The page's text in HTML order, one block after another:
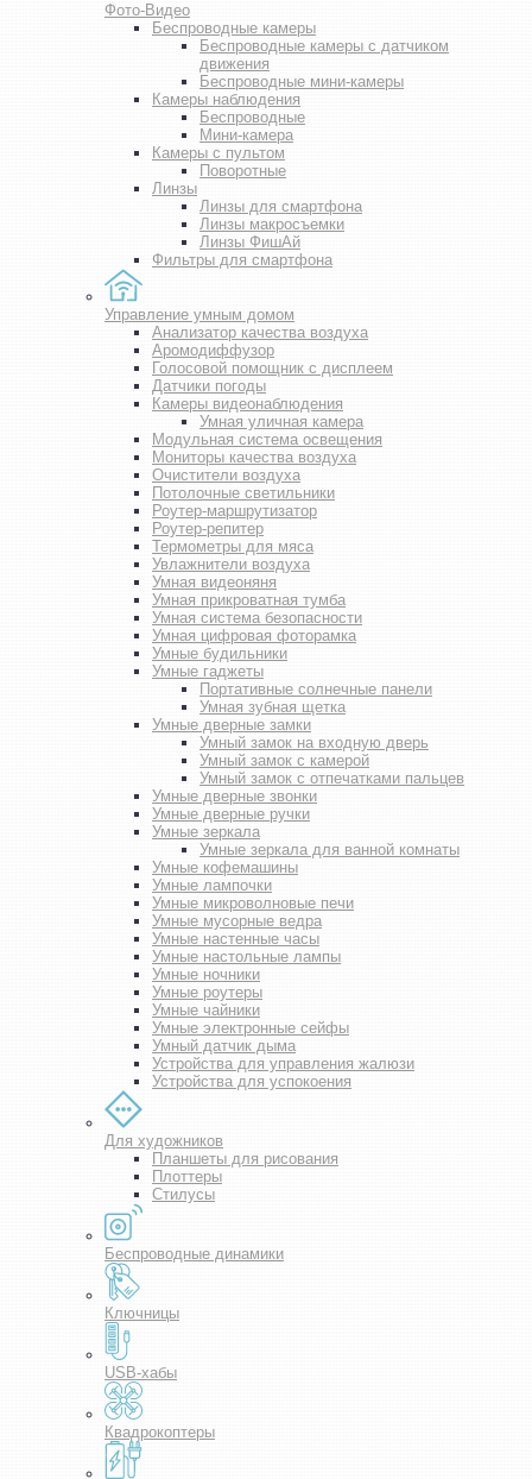
Фото-Видео
Беспроводные камеры
Беспроводные камеры с датчиком
движения
Беспроводные мини-камеры
Камеры наблюдения
Беспроводные
Мини-камера
Камеры с пультом
Поворотные
Линзы
Линзы для смартфона
Линзы макросъемки
Линзы ФишАй
Фильтры для смартфона
Управление умным домом
Анализатор качества воздуха
Аромодиффузор
Голосовой помощник с дисплеем
Датчики погоды
Камеры видеонаблюдения
Умная уличная камера
Модульная система освещения
Мониторы качества воздуха
Очистители воздуха
Потолочные светильники
Роутер-маршрутизатор
Роутер-репитер
Термометры для мяса
Увлажнители воздуха
Умная видеоняня
Умная прикроватная тумба
Умная система безопасности
Умная цифровая фоторамка
Умные будильники
Умные гаджеты
Портативные солнечные панели
Умная зубная щетка
Умные дверные замки
Умный замок на входную дверь
Умный замок с камерой
Умный замок с отпечатками пальцев
Умные дверные звонки
Умные дверные ручки
Умные зеркала
Умные зеркала для ванной комнаты
Умные кофемашины
Умные лампочки
Умные микроволновые печи
Умные мусорные ведра
Умные настенные часы
Умные настольные лампы
Умные ночники
Умные роутеры
Умные чайники
Умные электронные сейфы
Умный датчик дыма
Устройства для управления жалюзи
Устройства для успокоения
Для художников
Планшеты для рисования
Плоттеры
Стилусы
Беспроводные динамики
Ключницы
USB-хабы
Квадрокоптеры